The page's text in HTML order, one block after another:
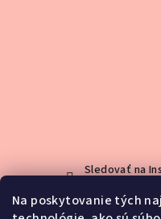
Na poskytovanie tých
Sledovať na